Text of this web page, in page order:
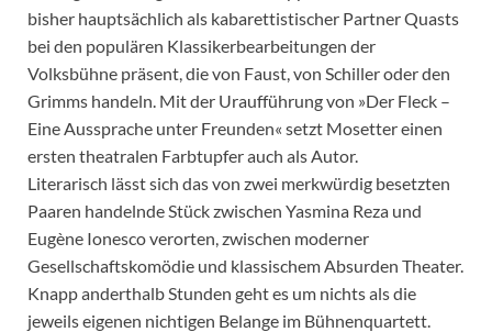
bisher hauptsächlich als kabarettistischer Partner Quasts
bei den populären Klassikerbearbeitungen der
Volksbühne präsent, die von Faust, von Schiller oder den
Grimms handeln. Mit der Uraufführung von »Der Fleck –
Eine Aussprache unter Freunden« setzt Mosetter einen
ersten theatralen Farbtupfer auch als Autor.
Literarisch lässt sich das von zwei merkwürdig besetzten
Paaren handelnde Stück zwischen Yasmina Reza und
Eugène Ionesco verorten, zwischen moderner
Gesellschaftskomödie und klassischem Absurden Theater.
Knapp anderthalb Stunden geht es um nichts als die
jeweils eigenen nichtigen Belange im Bühnenquartett.